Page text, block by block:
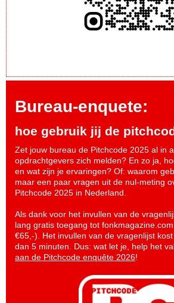
Bureau-enquete:
hoe gebruik jij de
Zet jouw bureau de Pitchcode 2025 al in
opdrachtgevers zich melden? En zo ja,
en wat zijn je ervaringen? Of: waarom
maar een paar vragen uit de nul-meting
Pitchcode 2025 in Nederland.
Als dank voor het invullen van de
lang gratis toegang tot
€65,-). Het invullen van de vragenlijst
dan 5 minuten. Dus: wat let je, help het
aan de Pitchcode enquête 2026!